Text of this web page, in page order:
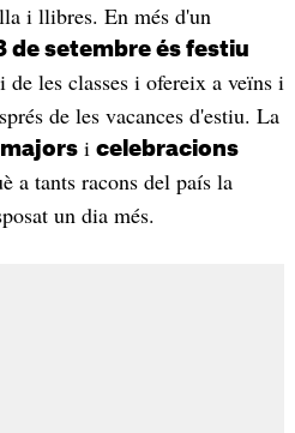
i llibres. En més d'un
de setembre és festiu
les classes i ofereix a veïns i
de les vacances d'estiu. La
i celebracions
a tants racons del país la
un dia més.